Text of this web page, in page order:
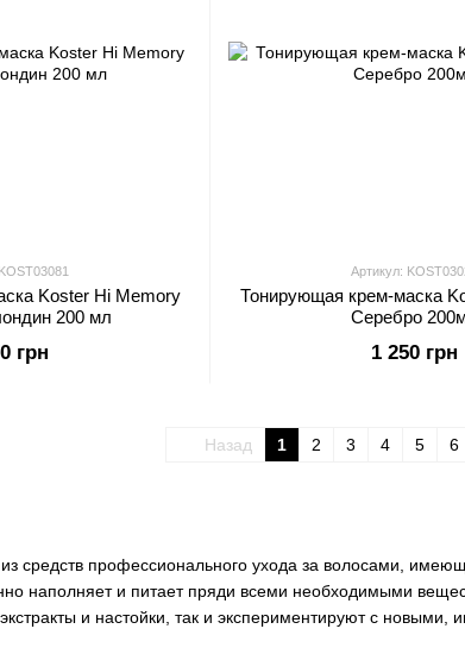
средств профессионального ухода за волосами,
наполняет и питает пряди всеми необходимыми
и настойки, так и экспериментируют с
Koster Hi Memory
200 мл
грн
Артикул:
Тонирующая крем-маска
Серебро
1 250 грн
Назад 1 2 3 4 5 6